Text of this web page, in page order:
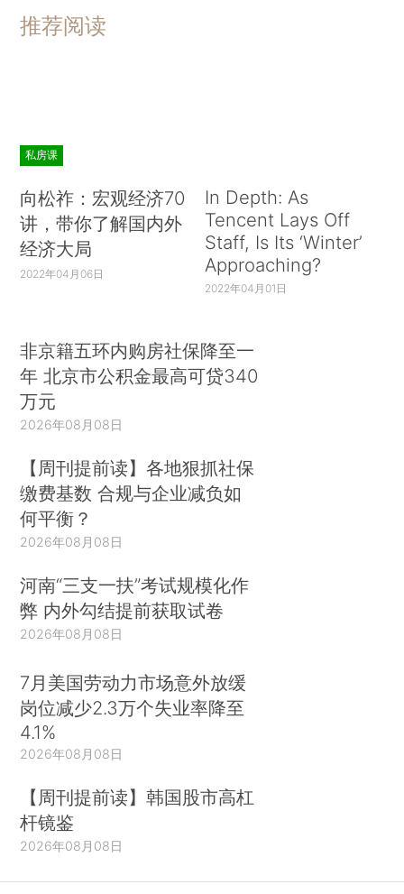
推荐阅读
私房课
向松祚：宏观经济70
讲，带你了解国内外
经济大局
2022年04月06日
In Depth: As
Tencent Lays Off
Staff, Is Its ‘Winter’
Approaching?
2022年04月01日
非京籍五环内购房社保降至一
年 北京市公积金最高可贷340
万元
2026年08月08日
【周刊提前读】各地狠抓社保
缴费基数 合规与企业减负如
何平衡？
2026年08月08日
河南“三支一扶”考试规模化作
弊 内外勾结提前获取试卷
2026年08月08日
7月美国劳动力市场意外放缓
岗位减少2.3万个失业率降至
4.1%
2026年08月08日
【周刊提前读】韩国股市高杠
杆镜鉴
2026年08月08日